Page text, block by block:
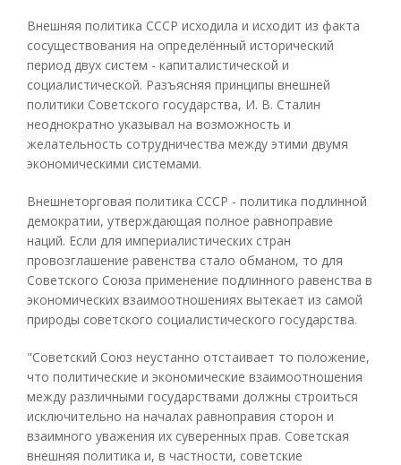
Внешняя политика СССР исходила и исходит из факта
сосуществования на определённый исторический
период двух систем - капиталистической и
социалистической. Разъясняя принципы внешней
политики Советского государства, И. В. Сталин
неоднократно указывал на возможность и
желательность сотрудничества между этими двумя
экономическими системами.
Внешнеторговая политика СССР - политика подлинной
демократии, утверждающая полное равноправие
наций. Если для империалистических стран
провозглашение равенства стало обманом, то для
Советского Союза применение подлинного равенства в
экономических взаимоотношениях вытекает из самой
природы советского социалистического государства.
"Советский Союз неустанно отстаивает то положение,
что политические и экономические взаимоотношения
между различными государствами должны строиться
исключительно на началах равноправия сторон и
взаимного уважения их суверенных прав. Советская
внешняя политика и, в частности, советские